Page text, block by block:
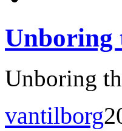
Unboring
Unboring
vantilborg